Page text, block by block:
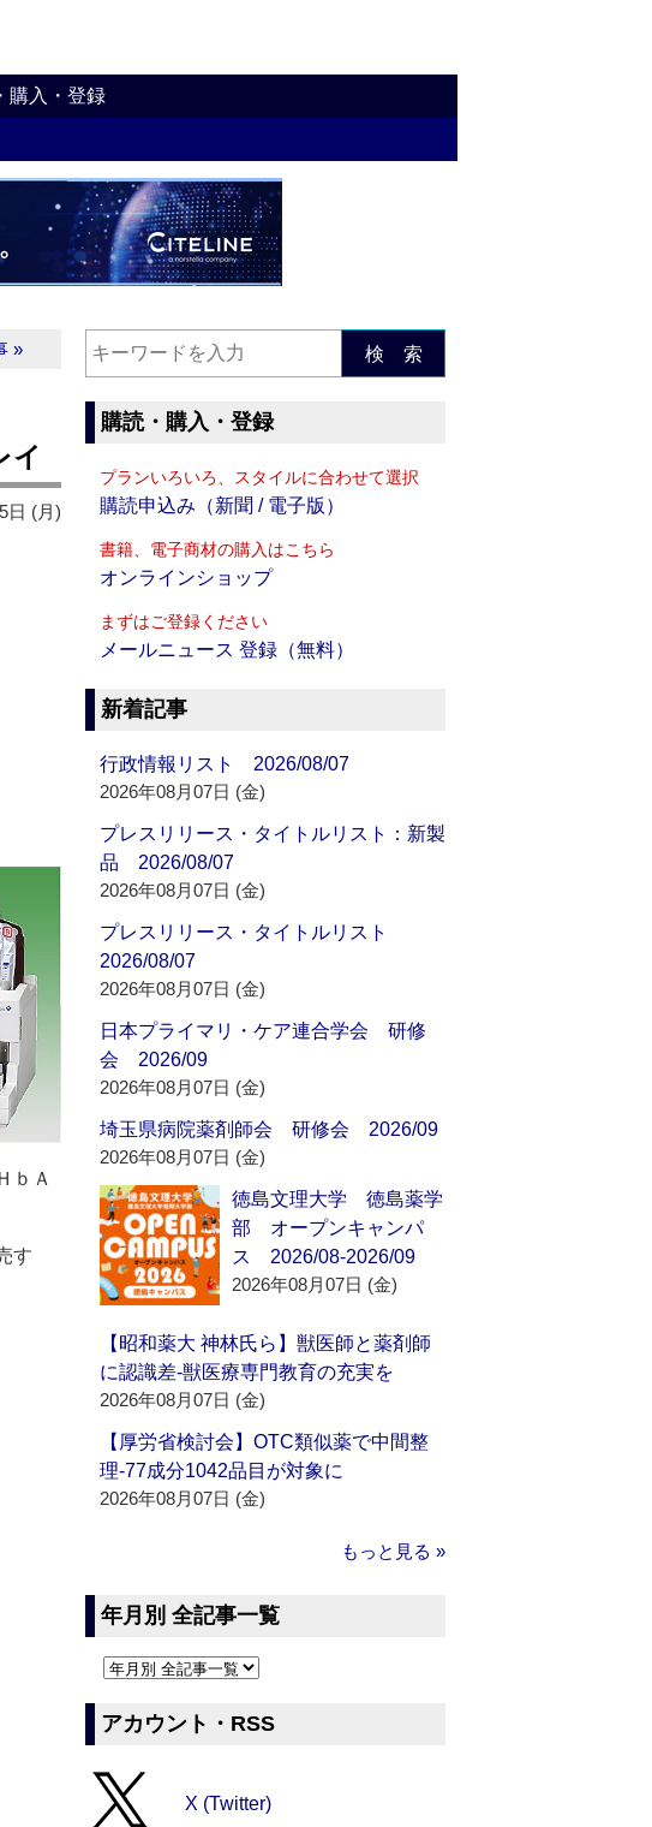
購入・登録
»
イ
日 (月)
ｂＡ
す
検 索
購読・購入・登録
プランいろいろ、スタイルに合わせて選択
購読申込み（新聞 / 電子版）
書籍、電子商材の購入はこちら
オンラインショップ
まずはご登録ください
メールニュース 登録（無料）
新着記事
行政情報リスト 2026/08/07
2026年08月07日 (金)
プレスリリース・タイトルリスト：新製
品 2026/08/07
2026年08月07日 (金)
プレスリリース・タイトルリスト
2026/08/07
2026年08月07日 (金)
日本プライマリ・ケア連合学会 研修
会 2026/09
2026年08月07日 (金)
埼玉県病院薬剤師会 研修会 2026/09
2026年08月07日 (金)
徳島文理大学 徳島薬学
部 オープンキャンパ
ス 2026/08-2026/09
2026年08月07日 (金)
【昭和薬大 神林氏ら】獣医師と薬剤師
に認識差‐獣医療専門教育の充実を
2026年08月07日 (金)
【厚労省検討会】OTC類似薬で中間整
理‐77成分1042品目が対象に
2026年08月07日 (金)
もっと見る »
年月別 全記事一覧
アカウント・RSS
X (Twitter)